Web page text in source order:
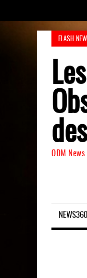
FLASH
africain engagé pour
Les
ODM News
NEWS360